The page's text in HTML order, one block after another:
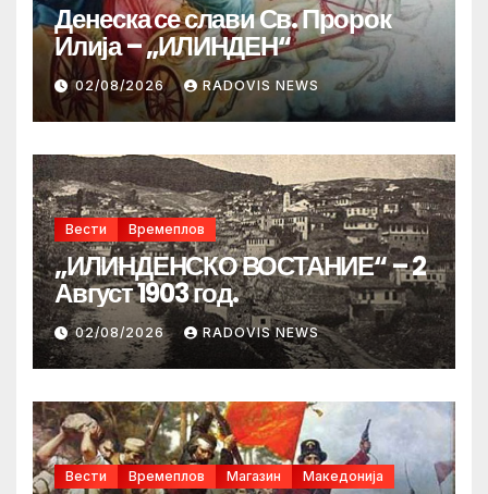
Денеска се слави Св. Пророк
Илија – „ИЛИНДЕН“
02/08/2026 RADOVIS NEWS
Вести Времеплов
„ИЛИНДЕНСКО ВОСТАНИЕ“ – 2
Август 1903 год.
02/08/2026 RADOVIS NEWS
Вести Времеплов Магазин Македонија